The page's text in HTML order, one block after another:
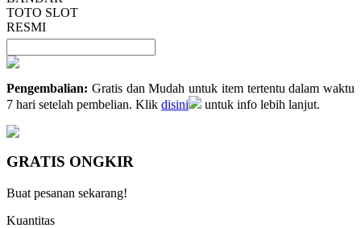
TOTO SLOT
RESMI
Pengembalian: Gratis dan Mudah untuk item tertentu dalam waktu
7 hari setelah pembelian. Klik disini untuk info lebih lanjut.
GRATIS ONGKIR
Buat pesanan sekarang!
Kuantitas